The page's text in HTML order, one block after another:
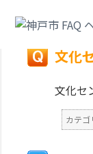
戻る
文化
文化セ
カテゴ